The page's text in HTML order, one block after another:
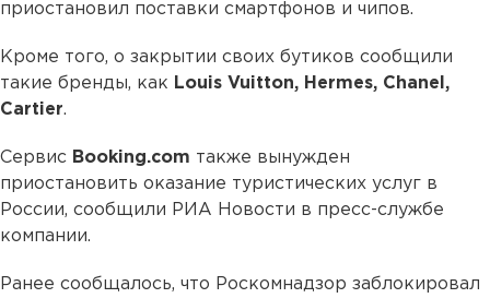
приостановил поставки смартфонов и чипов.
Кроме того, о закрытии своих бутиков сообщили
такие бренды, как Louis Vuitton, Hermes, Chanel,
Cartier.
Сервис Booking.com также вынужден
приостановить оказание туристических услуг в
России, сообщили РИА Новости в пресс-службе
компании.
Ранее сообщалось, что Роскомнадзор заблокировал